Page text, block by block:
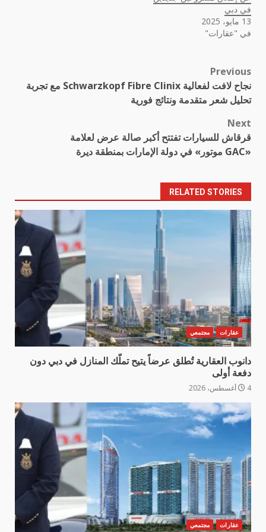
في دبي
13 مايو، 2025
في "عقارات"
Post
navigation
Previous
نجاح لافت لفعالية Schwarzkopf Fibre Clinix مع تجربة
تحليل شعر متقدمة ونتائج فورية
Next
قرقاش للسيارات تفتتح أكبر صالة عرض لعلامة
«GAC موتور» في دولة الإمارات بمنطقة ديرة
RELATED STORIES
عقارات مجتمعي
دانوب العقارية تُطلق عرضاً يتيح تملّك المنازل في دبي دون
دفعة أولى
4 أغسطس، 2026
عقارات مجتمعي